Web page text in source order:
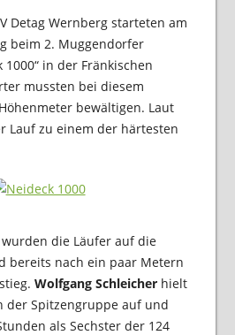
Detag Wernberg starteten am
beim 2. Muggendorfer
in der Fränkischen
mussten bei diesem
bewältigen. Laut
Lauf zu einem der härtesten
die Läufer auf die
bereits nach ein paar Metern
Wolfgang Schleicherhielt
der Spitzengruppe auf und
als Sechster der 124